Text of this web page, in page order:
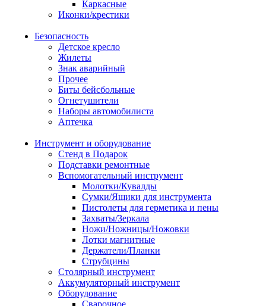
Каркасные
Иконки/крестики
Безопасность
Детское кресло
Жилеты
Знак аварийный
Прочее
Биты бейсбольные
Огнетушители
Наборы автомобилиста
Аптечка
Инструмент и оборудование
Стенд в Подарок
Подставки ремонтные
Вспомогательный инструмент
Молотки/Кувалды
Сумки/Ящики для инструмента
Пистолеты для герметика и пены
Захваты/Зеркала
Ножи/Ножницы/Ножовки
Лотки магнитные
Держатели/Планки
Струбцины
Столярный инструмент
Аккумуляторный инструмент
Оборудование
Сварочное